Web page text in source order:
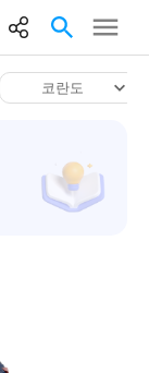
코란도